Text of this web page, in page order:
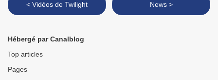
< Vidéos de Twilight News >
Hébergé par Canalblog
Top articles
Pages